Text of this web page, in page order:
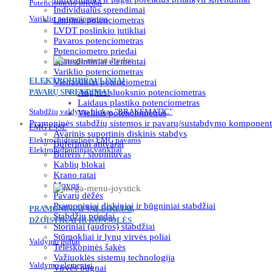
Individualūs sprendimai
Linijinis potenciometras
LVDT poslinkio jutikliai
Pavaros potenciometras
Potenciometro priedai
Spausdintiniai elementai
Variklio potenciometras
Vienasūkiai potenciometrai
Anglies sluoksnio potenciometras
Laidaus plastiko potenciometras
Vielinis potenciometras
Pramoninės stabdžių sistemos ir pavarų/sustabdymo
Avarinis suportinis diskinis stabdys
Buferiniai atitvarai
Buferis / slopintuvas
Kablių blokai
Krano ratai
Movos
Pavarų dėžės
Pramoniniai diskiniai ir būgniniai stabdžiai
Stabdžių priedai
Storiniai (audros) stabdžiai
Stūmokliai ir lynų virvės poliai
Teleskopinės šakės
Važiuoklės sistemų technologija
Virvės būgnai
Potenciometro priedai
Variklio potenciometras
ELEKTROHIDRAULINIAI
PAVARŲ SPRENDIMAI
Stabdžių valdymo blokas "BRAKEMATIC"
EMG ESSE
Elektrochidraulinės EMG pavaros
Elektrohidrauliniai varikliai
PRAMONINIAI VALDIKLIAI,
DŽOISTIKAI IR KONSOLĖS
Valdymo pultai
Valdymo elementai